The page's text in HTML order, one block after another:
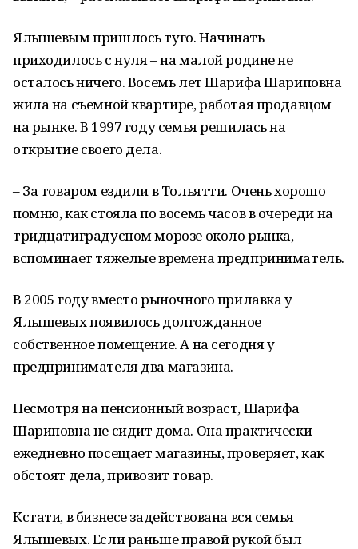
Ялышевым пришлось туго. Начинать
приходилось с нуля – на малой родине не
осталось ничего. Восемь лет Шарифа Шариповна
жила на съемной квартире, работая продавцом
на рынке. В 1997 году семья решилась на
открытие своего дела.
– За товаром ездили в Тольятти. Очень хорошо
помню, как стояла по восемь часов в очереди на
тридцатиградусном морозе около рынка, –
вспоминает тяжелые времена предприниматель.
В 2005 году вместо рыночного прилавка у
Ялышевых появилось долгожданное
собственное помещение. А на сегодня у
предпринимателя два магазина.
Несмотря на пенсионный возраст, Шарифа
Шариповна не сидит дома. Она практически
ежедневно посещает магазины, проверяет, как
обстоят дела, привозит товар.
Кстати, в бизнесе задействована вся семья
Ялышевых. Если раньше правой рукой был